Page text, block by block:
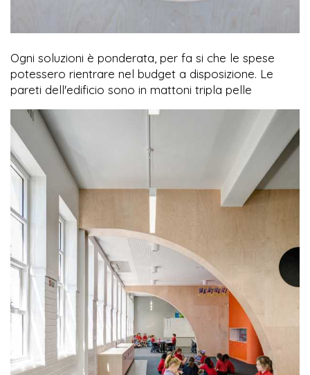
Ogni soluzioni è ponderata, per fa si che le spese
potessero rientrare nel budget a disposizione. Le
pareti dell'edificio sono in mattoni tripla pelle